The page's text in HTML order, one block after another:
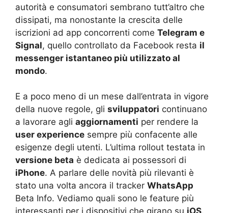
autorità e consumatori sembrano tutt’altro che
dissipati, ma nonostante la crescita delle
iscrizioni ad app concorrenti come Telegram e
Signal, quello controllato da Facebook resta il
messenger istantaneo più utilizzato al
mondo.
E a poco meno di un mese dall’entrata in vigore
della nuove regole, gli sviluppatori continuano
a lavorare agli aggiornamenti per rendere la
user experience sempre più confacente alle
esigenze degli utenti. L’ultima rollout testata in
versione beta è dedicata ai possessori di
iPhone. A parlare delle novità più rilevanti è
stato una volta ancora il tracker WhatsApp
Beta Info. Vediamo quali sono le feature più